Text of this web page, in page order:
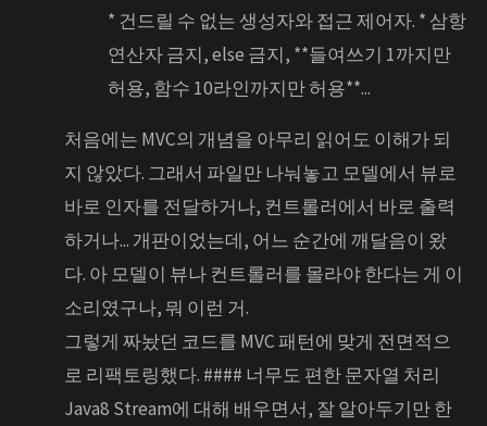
* 건드릴 수 없는 생성자와 접근 제어자. * 삼항
연산자 금지, else 금지, **들여쓰기 1까지만
허용, 함수 10라인까지만 허용**...
처음에는 MVC의 개념을 아무리 읽어도 이해가 되
지 않았다. 그래서 파일만 나눠놓고 모델에서 뷰로
바로 인자를 전달하거나, 컨트롤러에서 바로 출력
하거나... 개판이었는데, 어느 순간에 깨달음이 왔
다. 아 모델이 뷰나 컨트롤러를 몰라야 한다는 게 이
소리였구나, 뭐 이런 거.
그렇게 짜놨던 코드를 MVC 패턴에 맞게 전면적으
로 리팩토링했다. #### 너무도 편한 문자열 처리
Java8 Stream에 대해 배우면서, 잘 알아두기만 한